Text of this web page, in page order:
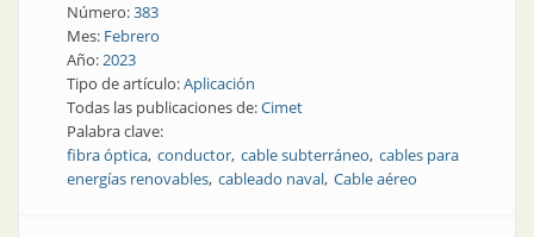
Número:383
Mes: Febrero
Año:2023
Tipo de artículo:Aplicación
Todas las publicaciones de:Cimet
Palabra clave:
fibra óptica conductor cable subterráneo cables para
energías renovables cableado naval Cable aéreo